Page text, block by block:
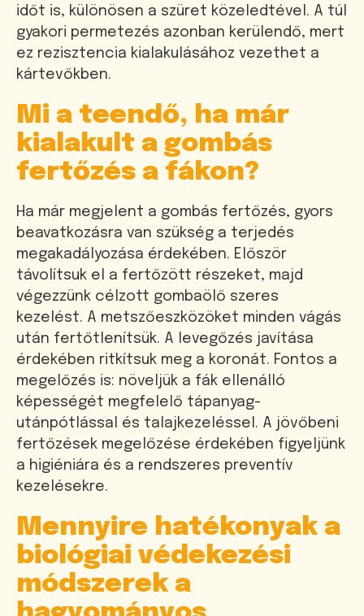
időt is, különösen a szüret közeledtével. A túl
gyakori permetezés azonban kerülendő, mert
ez rezisztencia kialakulásához vezethet a
kártevőkben.
Mi a teendő, ha már
kialakult a gombás
fertőzés a fákon?
Ha már megjelent a gombás fertőzés, gyors
beavatkozásra van szükség a terjedés
megakadályozása érdekében. Először
távolítsuk el a fertőzött részeket, majd
végezzünk célzott gombaölő szeres
kezelést. A metszőeszközöket minden vágás
után fertőtlenítsük. A levegőzés javítása
érdekében ritkítsuk meg a koronát. Fontos a
megelőzés is: növeljük a fák ellenálló
képességét megfelelő tápanyag-
utánpótlással és talajkezeléssel. A jövőbeni
fertőzések megelőzése érdekében figyeljünk
a higiéniára és a rendszeres preventív
kezelésekre.
Mennyire hatékonyak a
biológiai védekezési
módszerek a